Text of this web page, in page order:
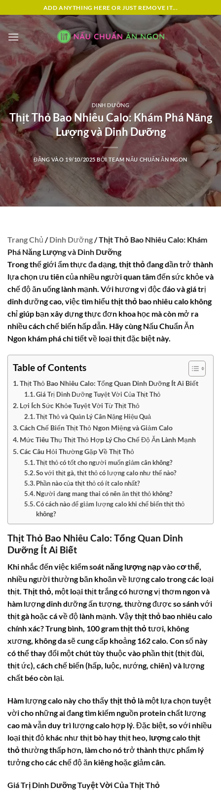
qua
nội
dung
ADD ANYTHING HERE OR JUST REMOVE IT...
DINH DƯỠNG
Thịt Thỏ Bao Nhiêu Calo: Khám Phá Năng
Lượng và Dinh Dưỡng
ĐĂNG VÀO 19/10/2025 BỞI TEAM NẤU CHUẨN ĂN NGON
Trang Chủ /Dinh Dưỡng/ Thịt Thỏ Bao Nhiêu Calo: Khám
Phá Năng Lượng và Dinh Dưỡng
Trong thế giới ẩm thực đa dạng, thịt thỏđang dần trở thành
lựa chọn ưu tiên của nhiều người quan tâm đến sức khỏe và
chế độ ăn uống lành mạnh. Với hương vị độc đáo và giá trị
dinh dưỡng cao, việc tìm hiểu thịt thỏ bao nhiêu calo không
chỉ giúp bạn xây dựng thực đơn khoa học mà còn mở ra
nhiều cách chế biến hấp dẫn. Hãy cùng Nấu Chuẩn Ăn
Ngon khám phá chi tiết về loại thịt đặc biệt này.
Table of Contents
Thịt Thỏ Bao Nhiêu Calo: Tổng Quan Dinh Dưỡng Ít Ai Biết
Giá Trị Dinh Dưỡng Tuyệt Vời Của Thịt Thỏ
Lợi Ích Sức Khỏe Tuyệt Vời Từ Thịt Thỏ
Thịt Thỏ và Quản Lý Cân Nặng Hiệu Quả
Cách Chế Biến Thịt Thỏ Ngon Miệng và Giảm Calo
Mức Tiêu Thụ Thịt Thỏ Hợp Lý Cho Chế Độ Ăn Lành Mạnh
Các Câu Hỏi Thường Gặp Về Thịt Thỏ
Thịt thỏ có tốt cho người muốn giảm cân không?
So với thịt gà, thịt thỏ có lượng calo như thế nào?
Phần nào của thịt thỏ có ít calo nhất?
Người đang mang thai có nên ăn thịt thỏ không?
Có cách nào để giảm lượng calo khi chế biến thịt thỏ
không?
Thịt Thỏ Bao Nhiêu Calo: Tổng Quan Dinh
Dưỡng Ít Ai Biết
Khi nhắc đến việc kiểm soát năng lượng nạp vào cơ thể,
nhiều người thường băn khoăn về lượng calo trong các loại
thịt. Thịt thỏ, một loại thịt trắng có hương vị thơm ngon và
hàm lượng dinh dưỡng ấn tượng, thường được so sánh với
thịt gà hoặc cá về độ lành mạnh. Vậythịt thỏ bao nhiêu calo
chính xác? Trung bình, 100 gramthịt thỏtươi, không
xương, không da sẽ cung cấp khoảng162 calo. Con số này
có thể thay đổi một chút tùy thuộc vào phần thịt (thịt đùi,
thịt ức), cách chế biến (hấp, luộc, nướng, chiên) và lượng
chất béo còn lại.
Hàm lượng calo này cho thấythịt thỏ là một lựa chọn tuyệt
vời cho những ai đang tìm kiếm nguồn protein chất lượng
cao mà vẫn duy trì lượng calo hợp lý. Đặc biệt, so với nhiều
loại thịt đỏ khác như thịt bò hay thịt heo, lượng calo thịt
thỏthường thấp hơn, làm cho nó trở thành thực phẩm lý
tưởng cho các chế độ ăn kiêng hoặc giảm cân.
Giá Trị Dinh Dưỡng Tuyệt Vời Của Thịt Thỏ